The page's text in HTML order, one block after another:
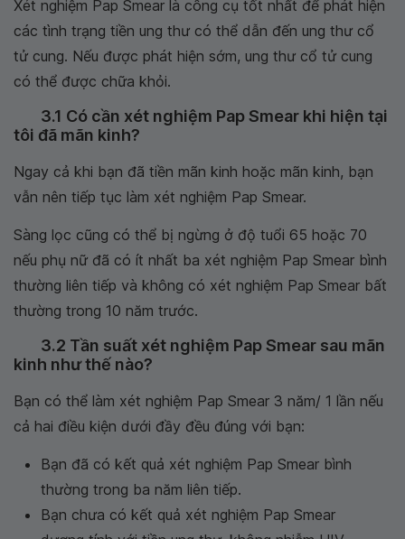
Xét nghiệm Pap Smear là công cụ tốt nhất để phát hiện
các tình trạng tiền ung thư có thể dẫn đến ung thư cổ
tử cung. Nếu được phát hiện sớm, ung thư cổ tử cung
có thể được chữa khỏi.
3.1 Có cần xét nghiệm Pap Smear khi hiện tại
tôi đã mãn kinh?
Ngay cả khi bạn đã tiền mãn kinh hoặc mãn kinh, bạn
vẫn nên tiếp tục làm xét nghiệm Pap Smear.
Sàng lọc cũng có thể bị ngừng ở độ tuổi 65 hoặc 70
nếu phụ nữ đã có ít nhất ba xét nghiệm Pap Smear bình
thường liên tiếp và không có xét nghiệm Pap Smear bất
thường trong 10 năm trước.
3.2 Tần suất xét nghiệm Pap Smear sau mãn
kinh như thế nào?
Bạn có thể làm xét nghiệm Pap Smear 3 năm/ 1 lần nếu
cả hai điều kiện dưới đầy đều đúng với bạn:
Bạn đã có kết quả xét nghiệm Pap Smear bình
thường trong ba năm liên tiếp.
Bạn chưa có kết quả xét nghiệm Pap Smear